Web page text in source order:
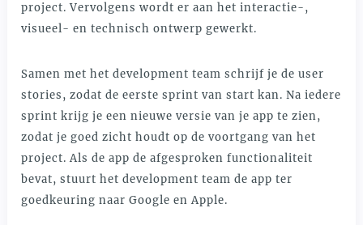
project. Vervolgens wordt er aan het interactie-,
visueel- en technisch ontwerp gewerkt.
Samen met het development team schrijf je de user
stories, zodat de eerste sprint van start kan. Na iedere
sprint krijg je een nieuwe versie van je app te zien,
zodat je goed zicht houdt op de voortgang van het
project. Als de app de afgesproken functionaliteit
bevat, stuurt het development team de app ter
goedkeuring naar Google en Apple.